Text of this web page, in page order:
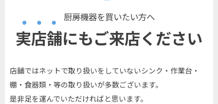
厨房機器を買いたい方へ
実店舗にもご来店ください
店舗ではネットで取り扱いをしていないシンク・作業台・
棚・食器類・等の取り扱いが多数ございます。
是非足を運んでいただければと思います。